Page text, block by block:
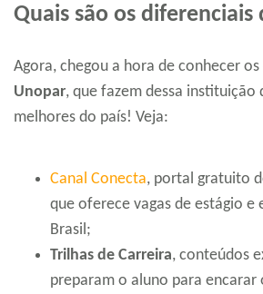
Quais são os diferenciais
Agora, chegou a hora de conhecer os
Unopar, que fazem dessa instituição
melhores do país! Veja:
Canal Conecta, portal gratuito
que oferece vagas de estágio e
Brasil;
Trilhas de Carreira, conteúdos
preparam o aluno para encarar